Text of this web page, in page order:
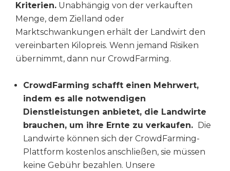
Kriterien. Unabhängig von der verkauften
Menge, dem Zielland oder
Marktschwankungen erhält der Landwirt den
vereinbarten Kilopreis. Wenn jemand Risiken
übernimmt, dann nur CrowdFarming.
CrowdFarming schafft einen Mehrwert,
indem es alle notwendigen
Dienstleistungen anbietet, die Landwirte
brauchen, um ihre Ernte zu verkaufen. Die
Landwirte können sich der CrowdFarming-
Plattform kostenlos anschließen, sie müssen
keine Gebühr bezahlen. Unsere